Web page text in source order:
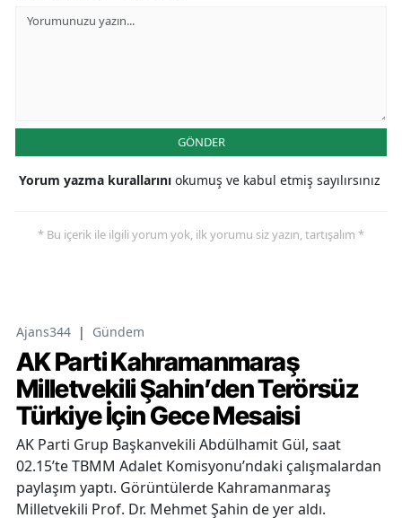
GÖNDER
Yorum yazma kurallarını okumuş ve kabul etmiş sayılırsınız
* Bu içerik ile ilgili yorum yok, ilk yorumu siz yazın, tartışalım *
Ajans344 | Gündem
AK Parti Kahramanmaraş
Milletvekili Şahin’den Terörsüz
Türkiye İçin Gece Mesaisi
AK Parti Grup Başkanvekili Abdülhamit Gül, saat
02.15’te TBMM Adalet Komisyonu’ndaki çalışmalardan
paylaşım yaptı. Görüntülerde Kahramanmaraş
Milletvekili Prof. Dr. Mehmet Şahin de yer aldı.